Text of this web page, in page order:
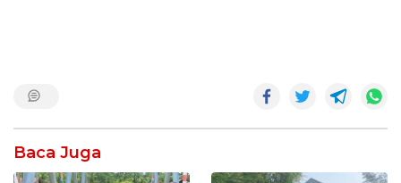
Baca Juga